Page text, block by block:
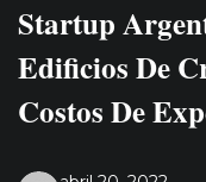
Startup
Edificios De
Costos De